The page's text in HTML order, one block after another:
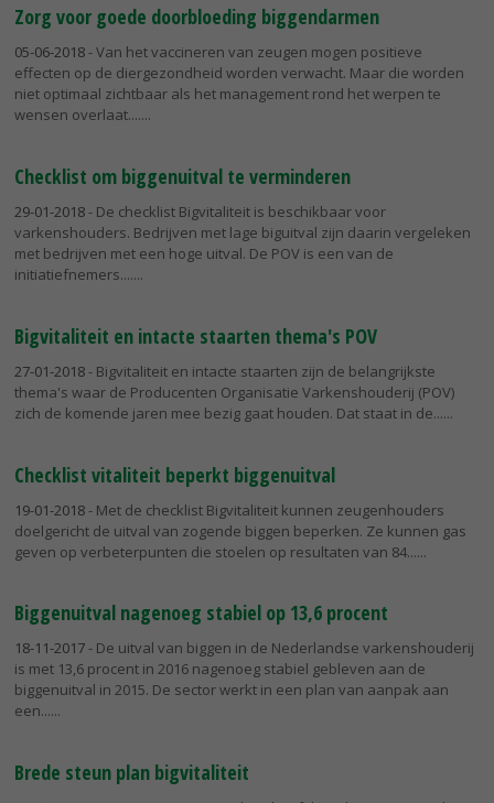
Zorg voor goede doorbloeding biggendarmen
05-06-2018- Van het vaccineren van zeugen mogen positieve
effecten op de diergezondheid worden verwacht. Maar die worden
niet optimaal zichtbaar als het management rond het werpen te
wensen overlaat....
Checklist om biggenuitval te verminderen
29-01-2018- De checklist Bigvitaliteit is beschikbaar voor
varkenshouders. Bedrijven met lage biguitval zijn daarin vergeleken
met bedrijven met een hoge uitval. De POV is een van de
initiatiefnemers....
Bigvitaliteit en intacte staarten thema's POV
27-01-2018- Bigvitaliteit en intacte staarten zijn de belangrijkste
thema's waar de Producenten Organisatie Varkenshouderij (POV)
zich de komende jaren mee bezig gaat houden. Dat staat in de...
Checklist vitaliteit beperkt biggenuitval
19-01-2018- Met de checklist Bigvitaliteit kunnen zeugenhouders
doelgericht de uitval van zogende biggen beperken. Ze kunnen gas
geven op verbeterpunten die stoelen op resultaten van 84...
Biggenuitval nagenoeg stabiel op 13,6 procent
18-11-2017- De uitval van biggen in de Nederlandse varkenshouderij
is met 13,6 procent in 2016 nagenoeg stabiel gebleven aan de
biggenuitval in 2015. De sector werkt in een plan van aanpak aan
een...
Brede steun plan bigvitaliteit